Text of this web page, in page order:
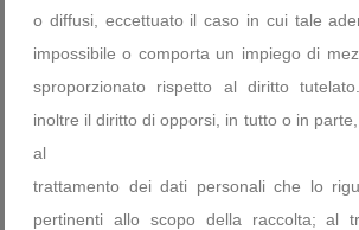
o diffusi, eccettuato il caso in cui tale
impossibile o comporta un impiego di
sproporzionato rispetto al diritto
inoltre il diritto di opporsi, in tutto o in
al
trattamento dei dati personali che lo
pertinenti allo scopo della raccolta; al